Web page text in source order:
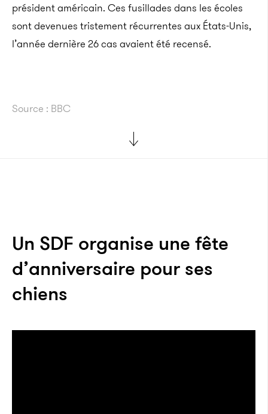
président américain. Ces fusillades dans les écoles
sont devenues tristement récurrentes aux États-Unis,
l’année dernière 26 cas avaient été recensé.
Source : BBC
Un SDF organise une fête
d’anniversaire pour ses
chiens